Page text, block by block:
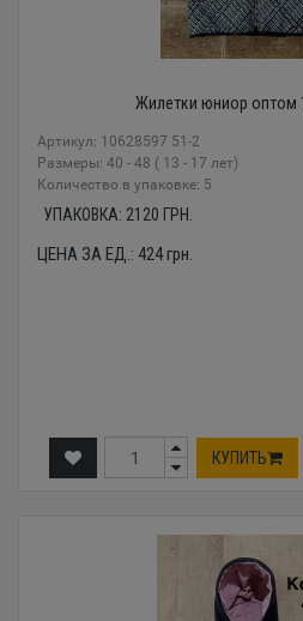
Жилетки юниор оптом
Артикул: 10628597 51-2
Размеры: 40 - 48 ( 13 - 17 лет)
Количество в упаковке: 5
УПАКОВКА: 2120 ГРН.
ЦЕНА ЗА ЕД.: 424грн.
КУПИТЬ